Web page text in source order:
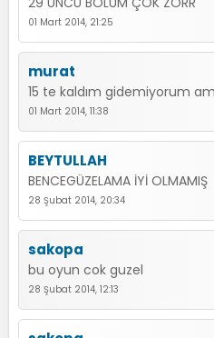
01 Mart 2014, 21:25
murat
15 te kaldım gidemiyorum
01 Mart 2014, 11:38
BEYTULLAH
BENCEGÜZELAMA İYİ OLMAMIŞ
28 Şubat 2014, 20:34
sakopa
bu oyun cok guzel
28 Şubat 2014, 12:13